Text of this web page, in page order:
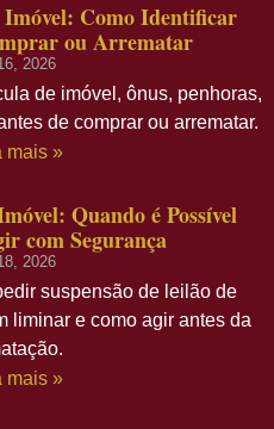
Como Identificar
ou Arrematar
2026
de imóvel, ônus, penhoras,
de comprar ou arrematar.
mais »
Quando é Possível
com Segurança
2026
suspensão de leilão de
liminar e como agir antes da
mais »